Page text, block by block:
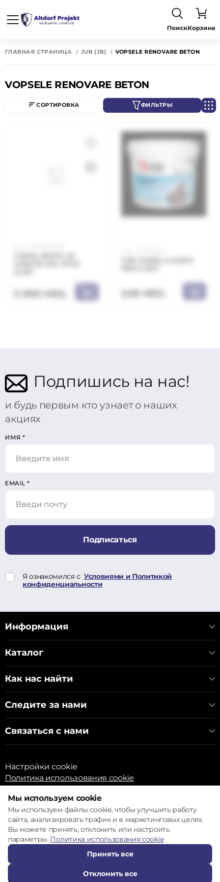
ПоискКорзина
ГЛАВНАЯ СТРАНИЦА JUB (JB) VOPSELE RENOVARE BETON
VOPSELE RENOVARE BETON
СОРТИРОВКА ФИЛЬТРЫ
2 990 MDL 249 MDL
Подпишись на нас!
и будь первым кто узнает о наших
акциях
ИМЯ *
EMAIL *
Подписаться
Я ознакомился с Условиями и Политикой
конфиденциальности
Информация
Каталог
Как нас найти
Следите за нами
Связаться с нами
Настройки cookie
Политика использования cookie
© 2017 – 2026 ECOM
Мы используем cookie
Мы используем файлы cookie, чтобы улучшить работу
сайта, анализировать трафик и в маркетинговых целях.
Вы можете принять, отклонить или настроить
параметры. Политика использования cookie
Принять все
Отклонить все